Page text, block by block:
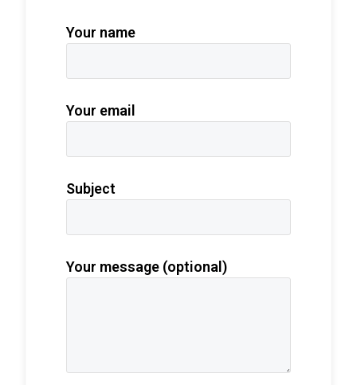
Your name
Your email
Subject
Your message (optional)